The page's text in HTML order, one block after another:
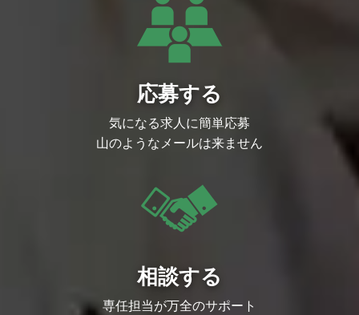
応募する
気になる求人に簡単応募
山のようなメールは来ません
相談する
専任担当が万全のサポート